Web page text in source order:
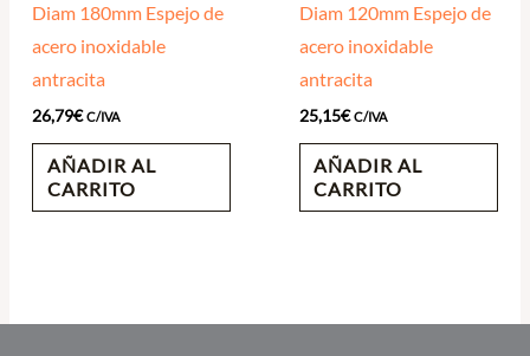
Diam 180mm Espejo de
acero inoxidable
antracita
26,79€ C/IVA
AÑADIR AL
CARRITO
Diam 120mm Espejo de
acero inoxidable
antracita
25,15€ C/IVA
AÑADIR AL
CARRITO